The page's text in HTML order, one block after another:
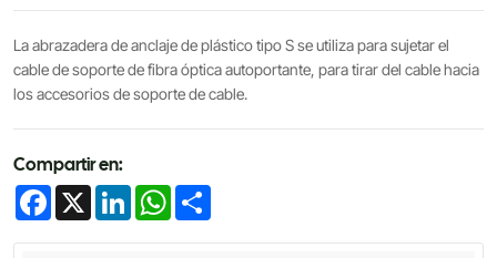
La abrazadera de anclaje de plástico tipo S se utiliza para sujetar el
cable de soporte de fibra óptica autoportante, para tirar del cable hacia
los accesorios de soporte de cable.
Compartir en:
Facebook
X LinkedInWhatsApp